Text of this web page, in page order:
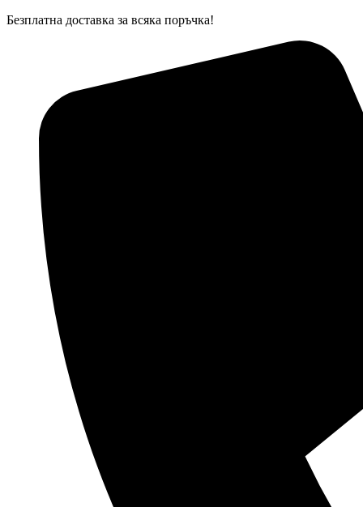
Skip
Безплатна доставка за всяка поръчка!